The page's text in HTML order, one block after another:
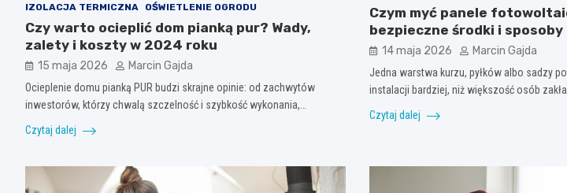
IZOLACJA TERMICZNA
OŚWIETLENIE OGRODU
Czy warto ocieplić dom pianką pur? Wady,
zalety i koszty w 2024 roku
15 maja 2026 Marcin Gajda
Ocieplenie domu pianką PUR budzi skrajne opinie: od zachwytów
inwestorów, którzy chwalą szczelność i szybkość wykonania,…
Czytaj dalej
Czym myć panele
bezpieczne środki i sposoby
14 maja 2026 Marcin Gajda
Jedna warstwa kurzu, pyłków albo sadzy
instalacji bardziej, niż większość osób
Czytaj dalej